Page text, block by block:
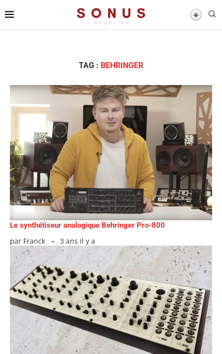
TAG : BEHRINGER
Le synthétiseur analogique Behringer Pro-800
par Franck 3 ans il y a